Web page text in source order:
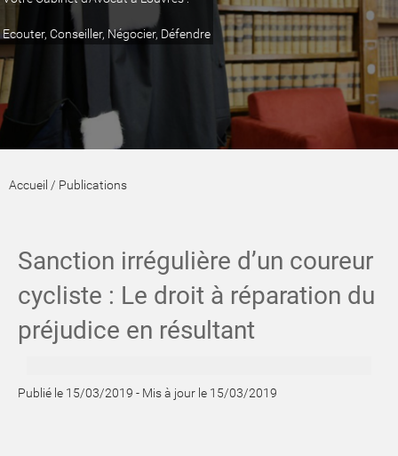
Ecouter, Conseiller, Négocier, Défendre
Accueil / Publications
Sanction irrégulière d’un coureur
cycliste : Le droit à réparation du
préjudice en résultant
Publié le 15/03/2019 - Mis à jour le 15/03/2019